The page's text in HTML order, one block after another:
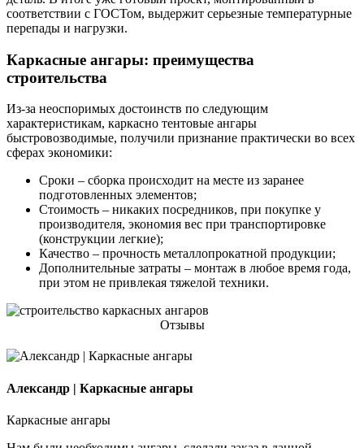
соответствии с ГОСТом, выдержит серьезные температурные
перепады и нагрузки.
Каркасные ангары: преимущества
строительства
Из-за неоспоримых достоинств по следующим
характеристикам, каркасно тентовые ангары
быстровозводимые, получили признание практически во всех
сферах экономики:
Сроки – сборка происходит на месте из заранее
подготовленных элементов;
Стоимость – никаких посредников, при покупке у
производителя, экономия вес при транспортировке
(конструкции легкие);
Качество – прочность металлопрокатной продукции;
Дополнительные затраты – монтаж в любое время года,
при этом не привлекая тяжелой техники.
Отзывы
Александр | Каркасные ангары
Каркасные ангары